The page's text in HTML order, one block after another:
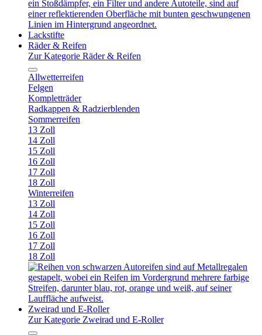
Lackstifte
Räder & Reifen
Zur Kategorie Räder & Reifen
Allwetterreifen
Felgen
Kompletträder
Radkappen & Radzierblenden
Sommerreifen
13 Zoll
14 Zoll
15 Zoll
16 Zoll
17 Zoll
18 Zoll
Winterreifen
13 Zoll
14 Zoll
15 Zoll
16 Zoll
17 Zoll
18 Zoll
Zweirad und E-Roller
Zur Kategorie Zweirad und E-Roller